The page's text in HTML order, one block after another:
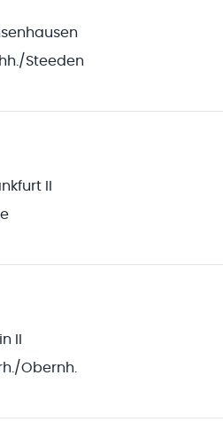
Steeden
II
II
Obernh.